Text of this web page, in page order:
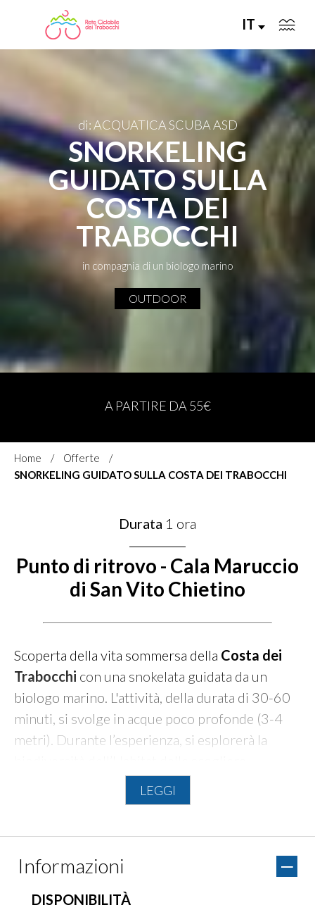
IT
LA RETE CICLABILE
PERCORSI CONSIGLIATI
PERCORSI FAI DA TE
ALLA SCOPERTA DELLA RETE
SERVIZI
di: ACQUATICA SCUBA ASD
SNORKELING
GUIDATO SULLA
COSTA DEI
TRABOCCHI
in compagnia di un biologo marino
OUTDOOR
A PARTIRE DA 55€
Home
Offerte
SNORKELING GUIDATO SULLA COSTA DEI TRABOCCHI
Durata 1 ora
Punto di ritrovo - Cala Maruccio
di San Vito Chietino
Scoperta della vita sommersa della Costa dei
Trabocchi con una snokelata guidata da un
biologo marino. L'attività, della durata di 30-60
minuti, si svolge in acque poco profonde (3-4
metri). Durante l’esperienza, si esplorerà la
mediterranee, tra formazioni rocciose naturali
e/o artificiali. Inoltre, il biologo scatterà foto
dell’avventura.
LEGGI
Informazioni
DISPONIBILITÀ